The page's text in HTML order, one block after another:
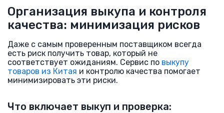
Организация выкупа и контроля
качества: минимизация рисков
Даже с самым проверенным поставщиком всегда
есть риск получить товар, который не
соответствует ожиданиям. Сервис по выкупу
товаров из Китая и контролю качества помогает
минимизировать эти риски.
Что включает выкуп и проверка: